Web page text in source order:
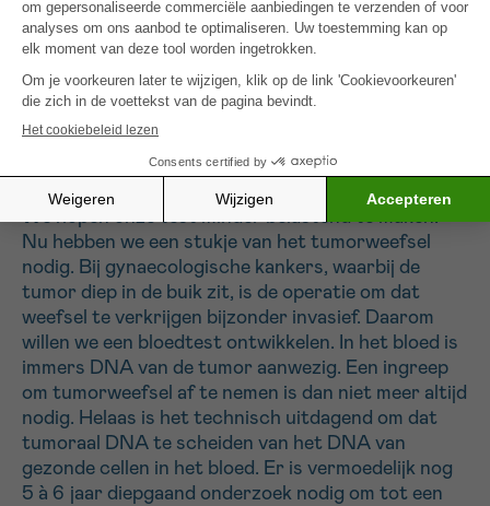
herstelmechanisme van de kankercellen
functioneert dan al minder goed, waardoor de
behandeling het herstellen van de cellen
gemakkelijker kan blokkeren. Die test is vandaag al
beschikbaar in België en wordt ook terugbetaald.
Wat zijn de volgende stappen?
We hopen onze test minder belastend te maken.
Nu hebben we een stukje van het tumorweefsel
nodig. Bij gynaecologische kankers, waarbij de
tumor diep in de buik zit, is de operatie om dat
weefsel te verkrijgen bijzonder invasief. Daarom
willen we een bloedtest ontwikkelen. In het bloed is
immers DNA van de tumor aanwezig. Een ingreep
om tumorweefsel af te nemen is dan niet meer altijd
nodig. Helaas is het technisch uitdagend om dat
tumoraal DNA te scheiden van het DNA van
gezonde cellen in het bloed. Er is vermoedelijk nog
5 à 6 jaar diepgaand onderzoek nodig om tot een